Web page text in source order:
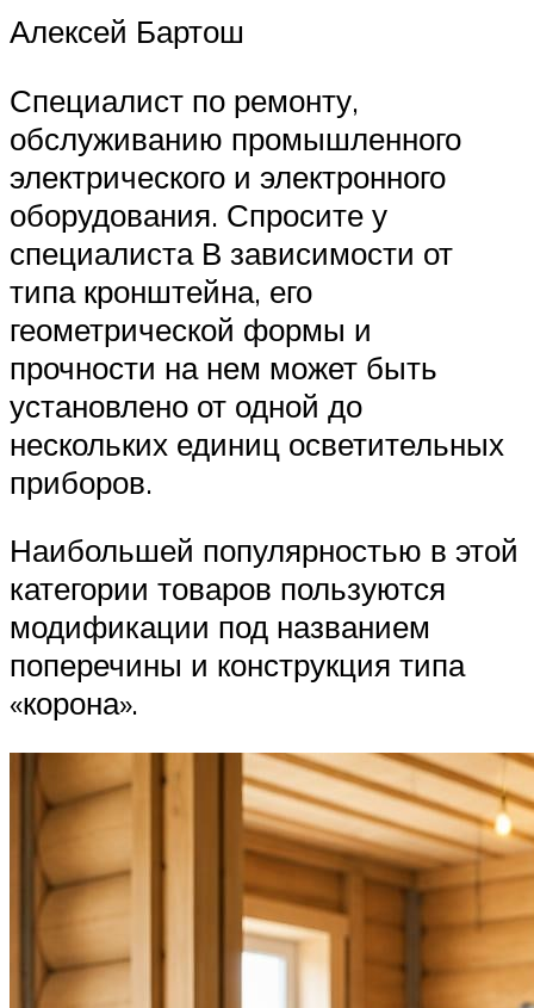
Алексей Бартош
Специалист по ремонту,
обслуживанию промышленного
электрического и электронного
оборудования. Спросите у
специалиста В зависимости от
типа кронштейна, его
геометрической формы и
прочности на нем может быть
установлено от одной до
нескольких единиц осветительных
приборов.
Наибольшей популярностью в этой
категории товаров пользуются
модификации под названием
поперечины и конструкция типа
«корона».